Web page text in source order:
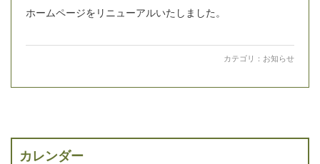
ホームページをリニューアルいたしました。
カテゴリ： お知らせ
カレンダー